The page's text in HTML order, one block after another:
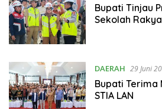
Bupati Tinjau
Sekolah
DAERAH 29 Juni
Bupati Terima
STIA LAN